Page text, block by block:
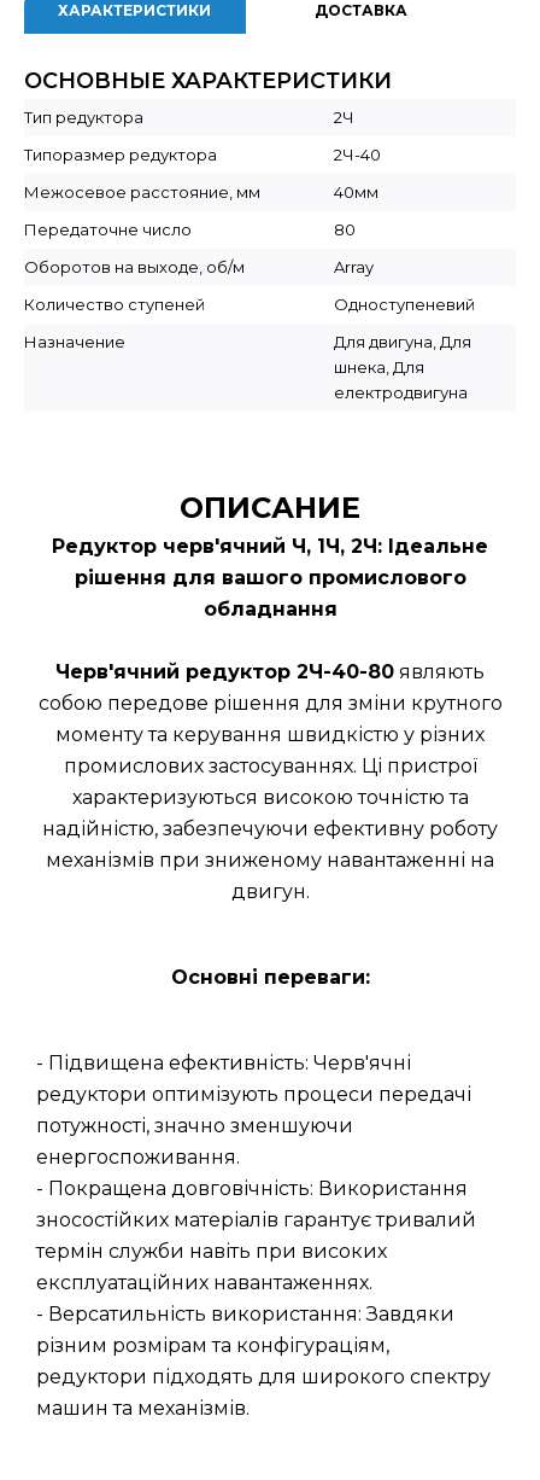
ХАРАКТЕРИСТИКИ ДОСТАВКА
ОСНОВНЫЕ ХАРАКТЕРИСТИКИ
Тип редуктора
2Ч
Типоразмер редуктора
2Ч-40
Межосевое расстояние, мм
40мм
Передаточне число
80
Оборотов на выходе, об/м
Array
Количество ступеней
Одноступеневий
Назначение
Для двигуна, Для
шнека, Для
електродвигуна
ОПИСАНИЕ
Редуктор черв'ячний Ч, 1Ч, 2Ч: Ідеальне
рішення для вашого промислового
обладнання
Черв'ячний редуктор 2Ч-40-80 являють
собою передове рішення для зміни крутного
моменту та керування швидкістю у різних
промислових застосуваннях. Ці пристрої
характеризуються високою точністю та
надійністю, забезпечуючи ефективну роботу
механізмів при зниженому навантаженні на
двигун.
Основні переваги:
- Підвищена ефективність: Черв'ячні
редуктори оптимізують процеси передачі
потужності, значно зменшуючи
енергоспоживання.
- Покращена довговічність: Використання
зносостійких матеріалів гарантує тривалий
термін служби навіть при високих
експлуатаційних навантаженнях.
- Версатильність використання: Завдяки
різним розмірам та конфігураціям,
редуктори підходять для широкого спектру
машин та механізмів.